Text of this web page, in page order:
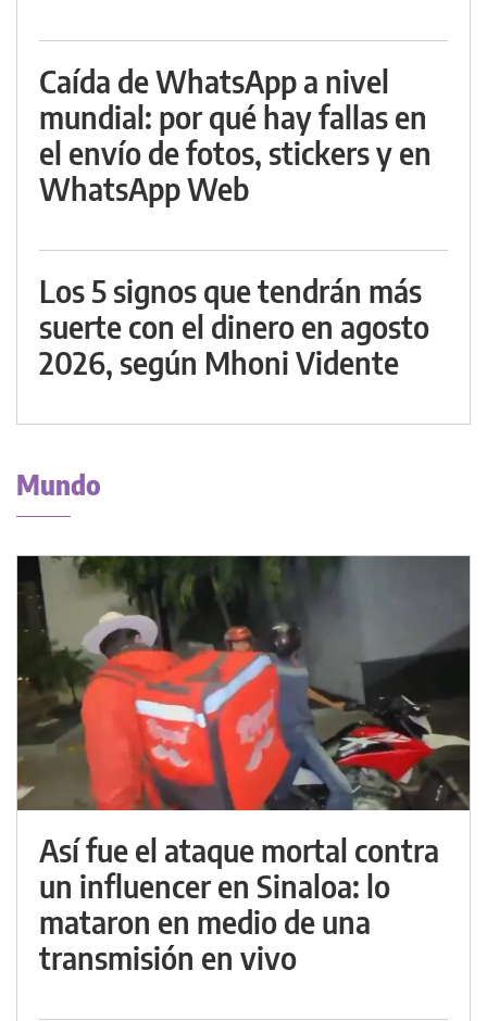
Caída de WhatsApp a nivel
mundial: por qué hay fallas en
el envío de fotos, stickers y en
WhatsApp Web
Los 5 signos que tendrán más
suerte con el dinero en agosto
2026, según Mhoni Vidente
Mundo
Así fue el ataque mortal contra
un influencer en Sinaloa: lo
mataron en medio de una
transmisión en vivo